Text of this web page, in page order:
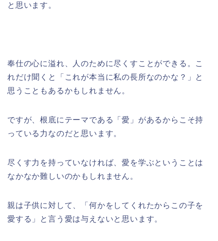
と思います。
奉仕の心に溢れ、人のために尽くすことができる。こ
れだけ聞くと「これが本当に私の長所なのかな？」と
思うこともあるかもしれません。
ですが、根底にテーマである「愛」があるからこそ持
っている力なのだと思います。
尽くす力を持っていなければ、愛を学ぶということは
なかなか難しいのかもしれません。
親は子供に対して、「何かをしてくれたからこの子を
愛する」と言う愛は与えないと思います。